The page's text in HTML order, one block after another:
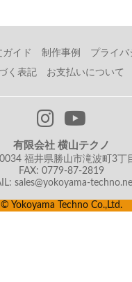
ガイド 制作事例
プライバ
く表記
お支払いについて
有限会社 横山テクノ
福井県勝山市滝波町3丁
FAX: 0779-87-2819
sales@yokoyama-
© Yokoyama Techno Co.,Ltd.